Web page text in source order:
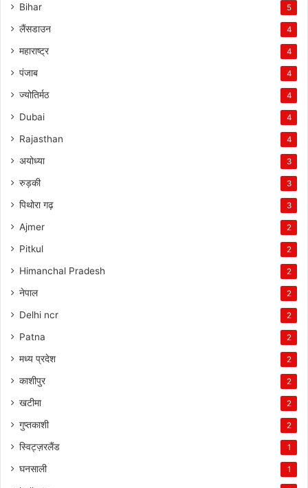
Bihar 5
लैंसडाउन 4
महाराष्ट्र 4
पंजाब 4
ज्योतिर्मठ 4
Dubai 4
Rajasthan 4
अयोध्या 3
रुड़की 3
पिथोरा गढ़ 3
Ajmer 2
Pitkul 2
Himanchal Pradesh 2
नेपाल 2
Delhi ncr 2
Patna 2
मध्य प्रदेश 2
काशीपुर 2
खटीमा 2
गुप्तकाशी 2
स्विट्ज़रलैंड 1
घनसाली 1